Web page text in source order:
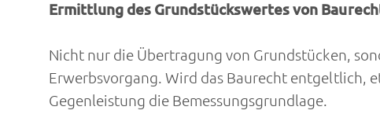
Ermittlung des Grundstückswertes von
Nicht nur die Übertragung von Grundstücken,
Erwerbsvorgang. Wird das Baurecht entgeltlich,
Gegenleistung die Bemessungsgrundlage.